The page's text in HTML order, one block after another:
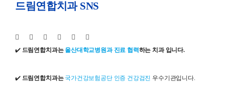
드림연합치과 SNS
✔️ 드림연합치과는 울산대학교병원과 진료 협력하는 치과 입니다.
✔️ 드림연합치과는 국가건강보험공단 인증 건강검진 우수기관입니다.